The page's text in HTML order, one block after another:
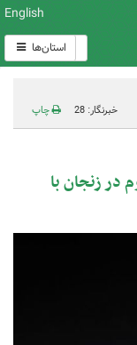
English
استان‌ها
خبرنگار: 28 چاپ
در زنجان با